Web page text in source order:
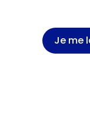
Google
Je me